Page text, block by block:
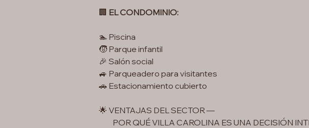
🏢 EL CONDOMINIO:
🏊 Piscina
🧒 Parque infantil
🎉 Salón social
🚙 Parqueadero para visitantes
🚗 Estacionamiento cubierto
🌟 VENTAJAS DEL SECTOR —
POR QUÉ VILLA CAROLINA ES UNA DECISIÓN